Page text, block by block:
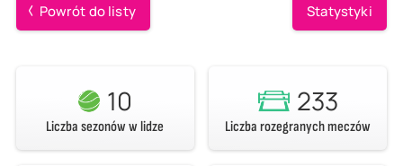
Powrót do listy Statystyki
10
Liczba sezonów w lidze
233
Liczba rozegranych meczów